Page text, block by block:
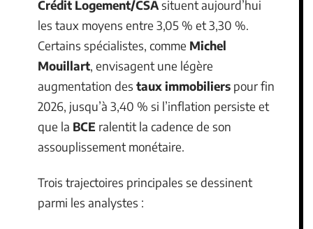
Crédit Logement/CSAsituent aujourd’hui
les taux moyens entre 3,05 % et 3,30 %.
Certains spécialistes, comme Michel
Mouillart, envisagent une légère
augmentation des taux immobiliers pour fin
2026, jusqu’à 3,40 % si l’inflation persiste et
que la BCE ralentit la cadence de son
assouplissement monétaire.
Trois trajectoires principales se dessinent
parmi les analystes :